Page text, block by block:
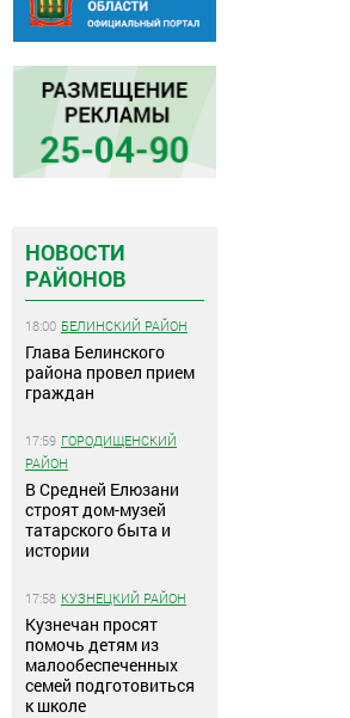
НОВОСТИ
РАЙОНОВ
18:00 БЕЛИНСКИЙ РАЙОН
Глава Белинского
района провел прием
граждан
17:59 ГОРОДИЩЕНСКИЙ
РАЙОН
В Средней Елюзани
строят дом-музей
татарского быта и
истории
17:58 КУЗНЕЦКИЙ РАЙОН
Кузнечан просят
помочь детям из
малообеспеченных
семей подготовиться
к школе